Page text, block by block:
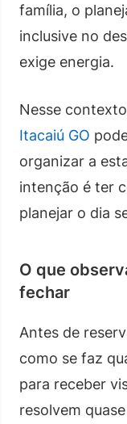
família, o
inclusive no
exige energia.
Nesse
Itacaiú GO
organizar a
intenção é ter
planejar o dia
O que
fechar
Antes de
como se faz
para receber
resolvem